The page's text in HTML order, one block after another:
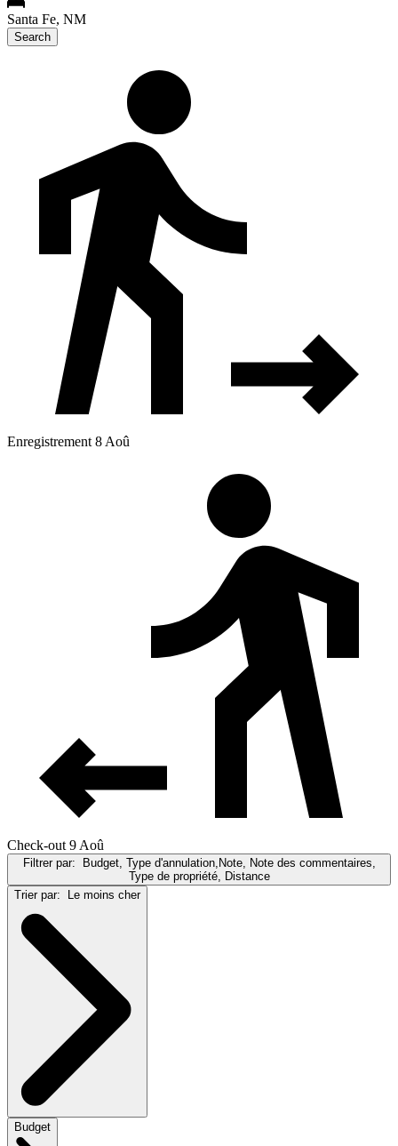
Santa Fe, NM
Search
Enregistrement 8 Aoû
Check-out 9 Aoû
Filtrer par:
Budget, Type d'annulation,Note, Note des commentaires,
Type de propriété, Distance
Trier par:
Le moins cher
Budget